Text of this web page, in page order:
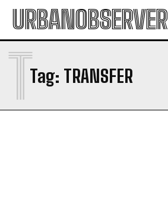
URBANOBSERVER
Tag: TRANSFER
T